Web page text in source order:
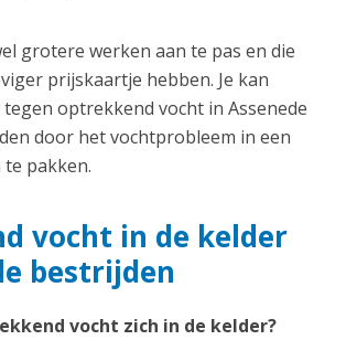
grotere werken aan te pas en die
prijskaartje hebben. Je kan
optrekkend vocht in Assenede
door het vochtprobleem in een
pakken.
vocht in de kelder
bestrijden
vocht zich in de kelder?